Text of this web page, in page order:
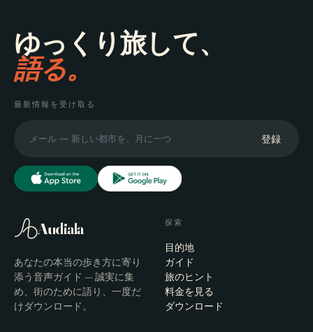
ゆっくり旅して、
語る。
最新情報を受け取る
登録
Audiala
あなたの本当の歩き方に寄り
添う音声ガイド — 誠実に集
め、街のために語り、一度だ
けダウンロード。
探索
目的地
ガイド
旅のヒント
料金を見る
ダウンロード